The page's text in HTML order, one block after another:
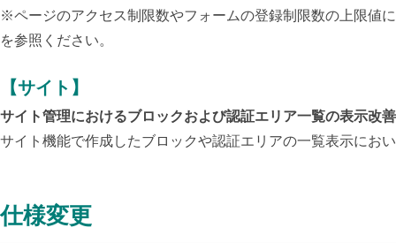
※ページのアクセス制限数やフォームの登録制限数の上限値
を参照ください。
【サイト】
サイト管理におけるブロックおよび認証エリア一覧の表示改善
サイト機能で作成したブロックや認証エリアの一覧表示にお
仕様変更